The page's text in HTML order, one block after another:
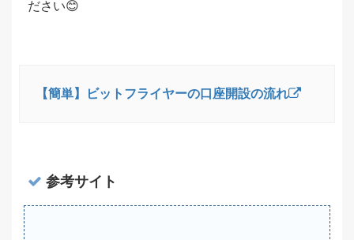
ださい😊
【簡単】ビットフライヤーの口座開設の流れ
参考サイト